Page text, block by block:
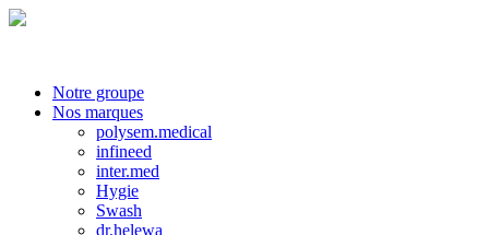
Notre groupe
Nos marques
polysem.medical
infineed
inter.med
Hygie
Swash
dr.helewa